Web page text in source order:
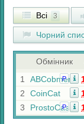
Всі 3
Чорний
Обмінник
1
ABCobmen
Р
2
CoinCat
3
ProstoCash
Р